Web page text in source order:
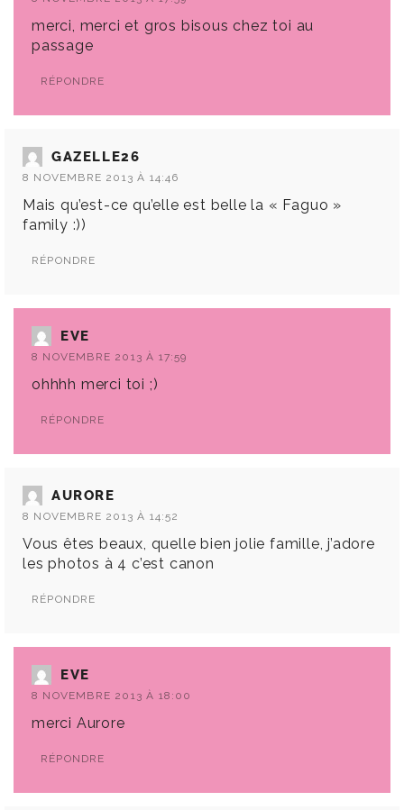
merci, merci et gros bisous chez toi au
passage
RÉPONDRE
GAZELLE26
8 NOVEMBRE 2013 À 14:46
Mais qu’est-ce qu’elle est belle la « Faguo »
family :))
RÉPONDRE
EVE
8 NOVEMBRE 2013 À 17:59
ohhhh merci toi ;)
RÉPONDRE
AURORE
8 NOVEMBRE 2013 À 14:52
Vous êtes beaux, quelle bien jolie famille, j’adore
les photos à 4 c’est canon
RÉPONDRE
EVE
8 NOVEMBRE 2013 À 18:00
merci Aurore
RÉPONDRE